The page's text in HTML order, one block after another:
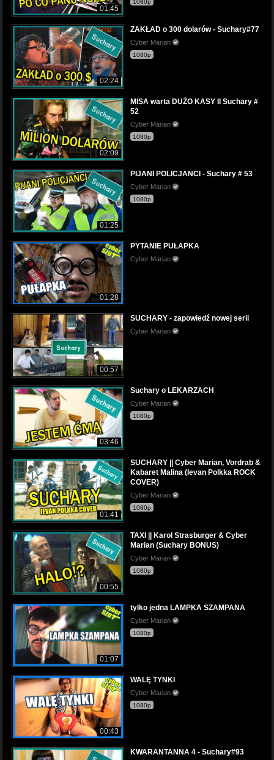
01:45
1080p
02:24
ZAKŁAD o 300 dolarów - Suchary#77
Cyber Marian
1080p
02:09
MISA warta DUŻO KASY II Suchary #
52
Cyber Marian
1080p
01:25
PIJANI POLICJANCI - Suchary # 53
Cyber Marian
1080p
01:28
PYTANIE PUŁAPKA
Cyber Marian
00:57
SUCHARY - zapowiedź nowej serii
Cyber Marian
03:46
Suchary o LEKARZACH
Cyber Marian
1080p
01:41
SUCHARY || Cyber Marian, Vordrab &
Kabaret Malina (Ievan Polkka ROCK
COVER)
Cyber Marian
1080p
00:55
TAXI || Karol Strasburger & Cyber
Marian (Suchary BONUS)
Cyber Marian
1080p
01:07
tylko jedna LAMPKA SZAMPANA
Cyber Marian
1080p
00:43
WALĘ TYNKI
Cyber Marian
1080p
KWARANTANNA 4 - Suchary#93